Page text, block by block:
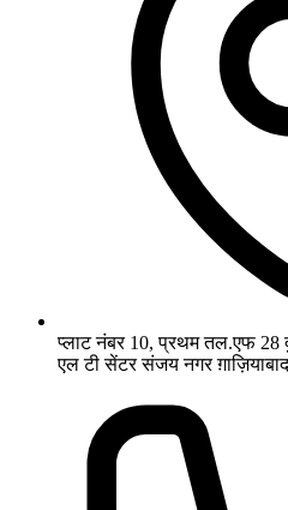
प्लाट नंबर 10, प्रथम तल.एफ 28
एल टी सेंटर संजय नगर